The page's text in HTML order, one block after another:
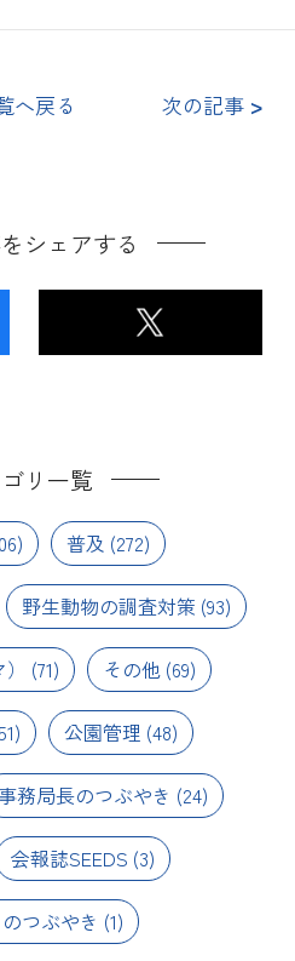
へ戻る 次の記事 >
シェアする
リ一覧
普及 (272)
野生動物の調査対策 (93)
(71) その他 (69)
公園管理 (48)
事務局長のつぶやき (24)
会報誌SEEDS (3)
つぶやき (1)